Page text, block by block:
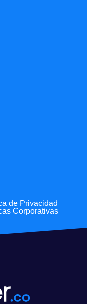
de Privacidad
Corporativas